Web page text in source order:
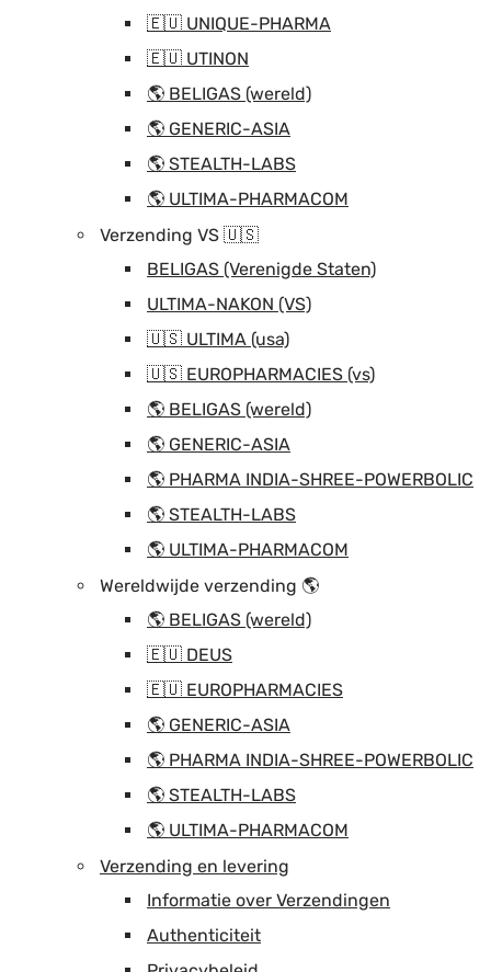
🇪🇺 UNIQUE-PHARMA
🇪🇺 UTINON
🌎 BELIGAS (wereld)
🌎 GENERIC-ASIA
🌎 STEALTH-LABS
🌎 ULTIMA-PHARMACOM
Verzending VS 🇺🇸
BELIGAS (Verenigde Staten)
ULTIMA-NAKON (VS)
🇺🇸 ULTIMA (usa)
🇺🇸 EUROPHARMACIES (vs)
🌎 BELIGAS (wereld)
🌎 GENERIC-ASIA
🌎 PHARMA INDIA-SHREE-POWERBOLIC
🌎 STEALTH-LABS
🌎 ULTIMA-PHARMACOM
Wereldwijde verzending 🌎
🌎 BELIGAS (wereld)
🇪🇺 DEUS
🇪🇺 EUROPHARMACIES
🌎 GENERIC-ASIA
🌎 PHARMA INDIA-SHREE-POWERBOLIC
🌎 STEALTH-LABS
🌎 ULTIMA-PHARMACOM
Verzending en levering
Informatie over Verzendingen
Authenticiteit